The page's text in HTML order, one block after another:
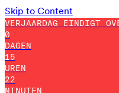
Skip to Content
VERJAARDAG EINDIGT
0
DAGEN
15
UREN
22
MINUTEN